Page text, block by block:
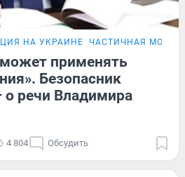
НА УКРАИНЕ ЧАСТИЧНАЯ
применять
Безопасник
о речи Владимира
4 804 Обсудить